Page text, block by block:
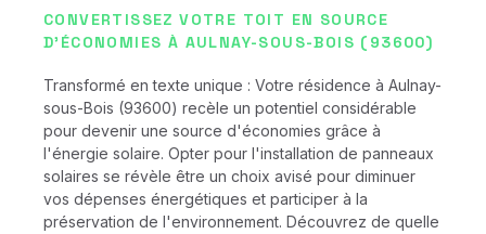
CONVERTISSEZ VOTRE TOIT EN SOURCE
D'ÉCONOMIES À AULNAY-SOUS-BOIS (93600)
Transformé en texte unique : Votre résidence à Aulnay-
sous-Bois (93600) recèle un potentiel considérable
pour devenir une source d'économies grâce à
l'énergie solaire. Opter pour l'installation de panneaux
solaires se révèle être un choix avisé pour diminuer
vos dépenses énergétiques et participer à la
préservation de l'environnement. Découvrez de quelle